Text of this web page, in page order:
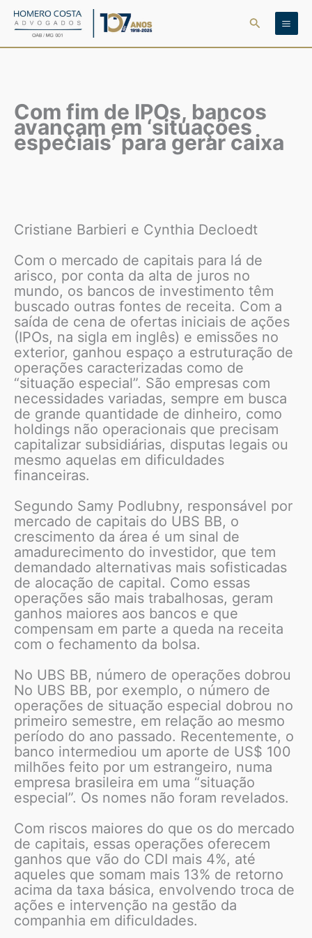
para
Pesquisar
Com fim de IPOs, bancos
avançam em ‘situações
especiais’ para gerar caixa
Cristiane Barbieri e Cynthia Decloedt
Com o mercado de capitais para lá de
arisco, por conta da alta de juros no
mundo, os bancos de investimento têm
buscado outras fontes de receita. Com a
saída de cena de ofertas iniciais de ações
(IPOs, na sigla em inglês) e emissões no
exterior, ganhou espaço a estruturação de
operações caracterizadas como de
“situação especial”. São empresas com
necessidades variadas, sempre em busca
de grande quantidade de dinheiro, como
holdings não operacionais que precisam
capitalizar subsidiárias, disputas legais ou
mesmo aquelas em dificuldades
financeiras.
Segundo Samy Podlubny, responsável por
mercado de capitais do UBS BB, o
crescimento da área é um sinal de
amadurecimento do investidor, que tem
demandado alternativas mais sofisticadas
de alocação de capital. Como essas
operações são mais trabalhosas, geram
ganhos maiores aos bancos e que
compensam em parte a queda na receita
com o fechamento da bolsa.
No UBS BB, número de operações dobrou
No UBS BB, por exemplo, o número de
operações de situação especial dobrou no
primeiro semestre, em relação ao mesmo
período do ano passado. Recentemente, o
banco intermediou um aporte de US$ 100
milhões feito por um estrangeiro, numa
empresa brasileira em uma “situação
especial”. Os nomes não foram revelados.
Com riscos maiores do que os do mercado
de capitais, essas operações oferecem
ganhos que vão do CDI mais 4%, até
aqueles que somam mais 13% de retorno
acima da taxa básica, envolvendo troca de
ações e intervenção na gestão da
companhia em dificuldades.